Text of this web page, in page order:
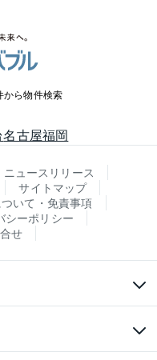
から物件検索
名古屋福岡
ニュースリリース
サイトマップ
いて・免責事項
シーポリシー
せ